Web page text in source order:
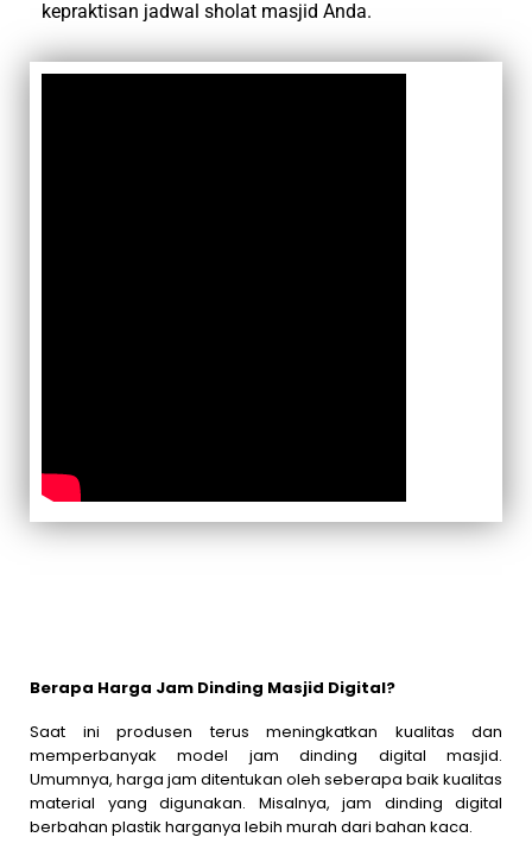
kepraktisan jadwal sholat masjid Anda.
Berapa Harga Jam Dinding Masjid Digital?
Saat ini produsen terus meningkatkan kualitas dan
memperbanyak model jam dinding digital masjid.
Umumnya, harga jam ditentukan oleh seberapa baik kualitas
material yang digunakan. Misalnya, jam dinding digital
berbahan plastik harganya lebih murah dari bahan kaca.